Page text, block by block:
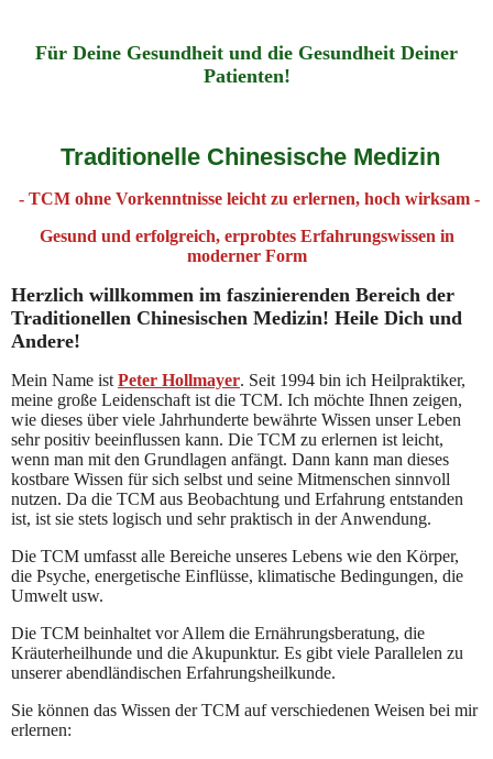
Für Deine Gesundheit und die Gesundheit Deiner
Patienten!
Traditionelle Chinesische Medizin
- TCM ohne Vorkenntnisse leicht zu erlernen, hoch wirksam -
Gesund und erfolgreich, erprobtes Erfahrungswissen in
moderner Form
Herzlich willkommen im faszinierenden Bereich der
Traditionellen Chinesischen Medizin! Heile Dich und
Andere!
Mein Name ist Peter Hollmayer. Seit 1994 bin ich Heilpraktiker,
meine große Leidenschaft ist die TCM. Ich möchte Ihnen zeigen,
wie dieses über viele Jahrhunderte bewährte Wissen unser Leben
sehr positiv beeinflussen kann. Die TCM zu erlernen ist leicht,
wenn man mit den Grundlagen anfängt. Dann kann man dieses
kostbare Wissen für sich selbst und seine Mitmenschen sinnvoll
nutzen. Da die TCM aus Beobachtung und Erfahrung entstanden
ist, ist sie stets logisch und sehr praktisch in der Anwendung.
Die TCM umfasst alle Bereiche unseres Lebens wie den Körper,
die Psyche, energetische Einflüsse, klimatische Bedingungen, die
Umwelt usw.
Die TCM beinhaltet vor Allem die Ernährungsberatung, die
Kräuterheilhunde und die Akupunktur. Es gibt viele Parallelen zu
unserer abendländischen Erfahrungsheilkunde.
Sie können das Wissen der TCM auf verschiedenen Weisen bei mir
erlernen: